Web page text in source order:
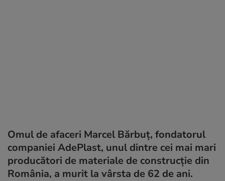
Omul de afaceri Marcel Bărbuț, fondatorul
companiei AdePlast, unul dintre cei mai mari
producători de materiale de construcție din
România, a murit la vârsta de 62 de ani.